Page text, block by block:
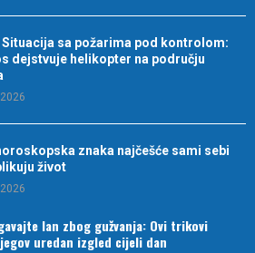
Situacija sa požarima pod kontrolom:
dejstvuje helikopter na području
znaka najčešće sami sebi
život
lan zbog gužvanja: Ovi trikovi
uredan izgled cijeli dan